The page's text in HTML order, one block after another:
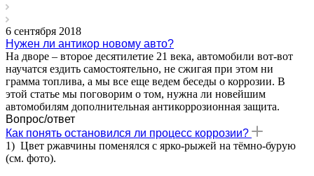
6 сентября 2018
Нужен ли антикор новому авто?
На дворе – второе десятилетие 21 века, автомобили вот-вот
научатся ездить самостоятельно, не сжигая при этом ни
грамма топлива, а мы все еще ведем беседы о коррозии. В
этой статье мы поговорим о том, нужна ли новейшим
автомобилям дополнительная антикоррозионная защита.
Вопрос/ответ
Как понять остановился ли процесс коррозии?
1) Цвет ржавчины поменялся с ярко-рыжей на тёмно-бурую
(см. фото).